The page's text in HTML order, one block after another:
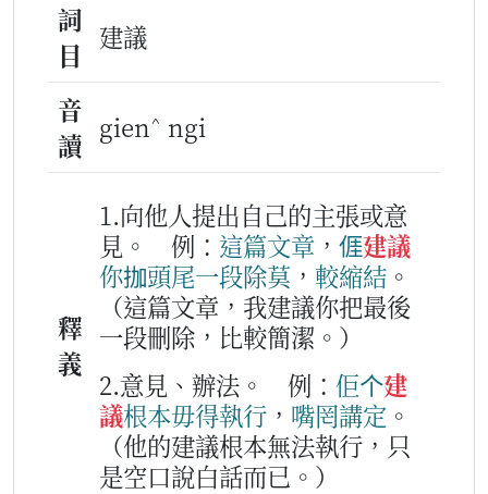
詞
目
建議
音
讀
gien^ ngi
釋
義
1.向他人提出自己的主張或意
見。
例： 這篇文章 ， 𠊎建議
你拁頭尾一段除莫 ， 較縮結 。
（這篇文章，我建議你把最後
一段刪除，比較簡潔。）
2.意見、辦法。
例： 佢个建
議根本毋得執行 ， 嘴罔講定 。
（他的建議根本無法執行，只
是空口說白話而已。）